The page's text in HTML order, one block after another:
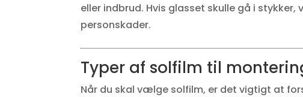
eller indbrud. Hvis glasset skulle gå i
personskader.
Typer af solfilm til
Når du skal vælge solfilm, er det vigtigt at